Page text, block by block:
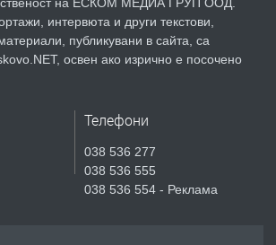
преди 4 дни
НАПЪЛНО ОБЗАВЕДЕН И
Давам гараж под наем
интервюта и други текстови,
публикувани в сайта, са
освен ако изрично е посочено
Телефони
038 536 277
038 536 555
038 536 554 - Реклама